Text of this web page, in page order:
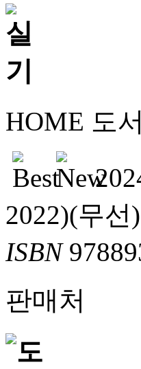
HOME 도
2022)(무선)
ISBN
판매처